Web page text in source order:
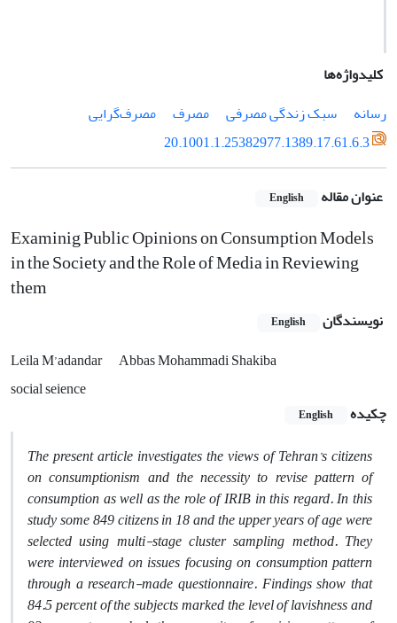
کلیدواژه‌ها
رسانه
سبک زندگی مصرفی مصرف
مصرف‌گرایی
20.1001.1.25382977.1389.17.61.6.3
عنوان مقاله English
Examinig Public Opinions on Consumption Models
in the Society and the Role of Media in Reviewing
them
نویسندگان English
Leila M’adandar Abbas Mohammadi Shakiba
social seience
چکیده
English
The present article investigates the views of Tehran’s citizens
on consumptionism and the necessity to revise pattern of
consumption as well as the role of IRIB in this regard. In this
study some 849 citizens in 18 and the upper years of age were
selected using multi-stage cluster sampling method. They
were interviewed on issues focusing on consumption pattern
through a research-made questionnaire. Findings show that
84.5 percent of the subjects marked the level of lavishness and